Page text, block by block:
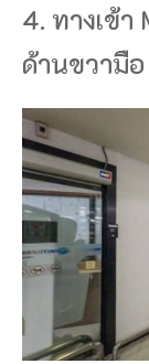
4. ทางเข้า
ด้านขวามือ